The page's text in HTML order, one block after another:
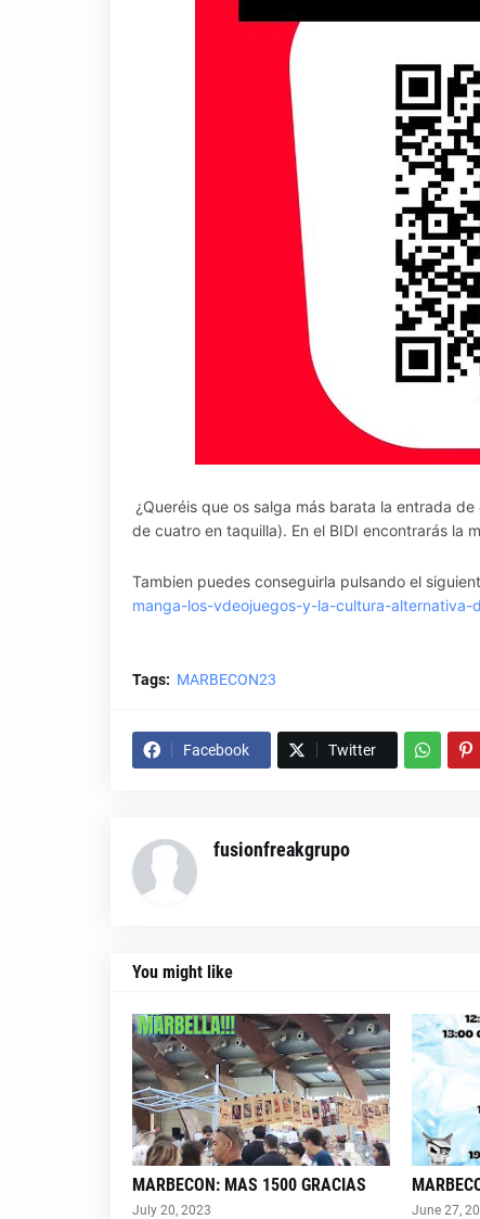
¿Queréis que os salga más barata la entrada de
de cuatro en taquilla). En el BIDI encontrarás la
Tambien puedes conseguirla pulsando el
manga-los-vdeojuegos-y-la-cultura-alternativa-
Tags: MARBECON23
Facebook Twitter
fusionfreakgrupo
You might like
MARBECON: MAS 1500 GRACIAS
July 20, 2023 June 27,